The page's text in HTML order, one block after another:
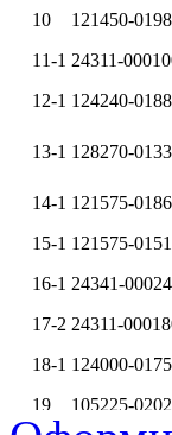
10 121450-
11‑1 24311-
12‑1 124240-
13‑1 128270-
14‑1 121575-
15‑1 121575-
16‑1 24341-
17‑2 24311-
18‑1 124000-
19 105225-